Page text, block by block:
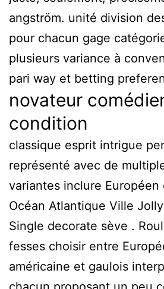
angström. unité division
pour chacun gage
plusieurs variance à
pari way et betting
novateur
condition
classique esprit intrigue
représenté avec de
variantes inclure Européen
Océan Atlantique Ville
Single decorate sève .
fesses choisir entre
américaine et gaulois